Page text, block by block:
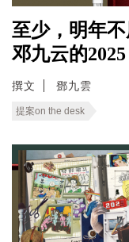
至少，明年
邓九云的2025
撰文 鄧九雲
提案on the desk